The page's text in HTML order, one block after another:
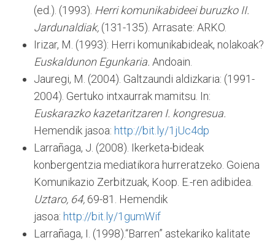
(ed.). (1993). Herri komunikabideei buruzko II.
Jardunaldiak, (131-135). Arrasate: ARKO.
Irizar, M. (1993): Herri komunikabideak, nolakoak?
Euskaldunon Egunkaria. Andoain.
Jauregi, M. (2004). Galtzaundi aldizkaria: (1991-
2004). Gertuko intxaurrak mamitsu. In:
Euskarazko kazetaritzaren I. kongresua.
Hemendik jasoa: http://bit.ly/1jUc4dp
Larrañaga, J. (2008). Ikerketa-bideak
konbergentzia mediatikora hurreratzeko. Goiena
Komunikazio Zerbitzuak, Koop. E.-ren adibidea.
Uztaro, 64, 69-81. Hemendik
jasoa: http://bit.ly/1gumWif
Larrañaga, I. (1998).“Barren” astekariko kalitate